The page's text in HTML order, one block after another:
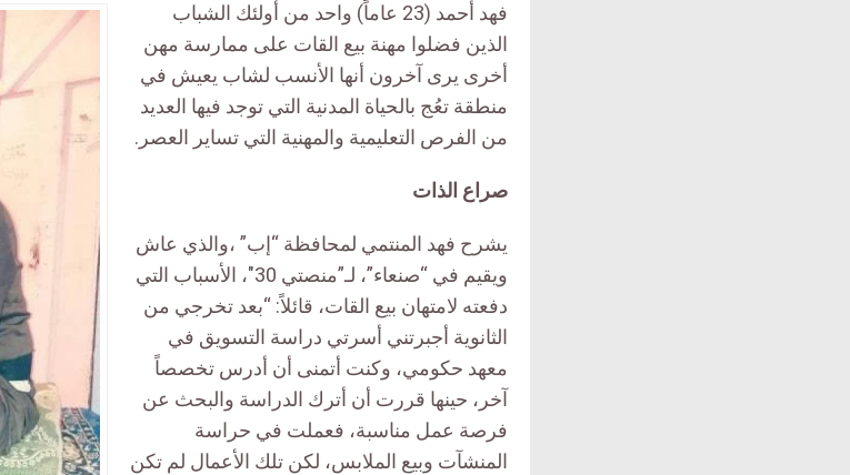
فهد أحمد (23 عاماً) واحد من أولئك الشباب
الذين فضلوا مهنة بيع القات على ممارسة مهن
أخرى يرى آخرون أنها الأنسب لشاب يعيش في
منطقة تعُج بالحياة المدنية التي توجد فيها العديد
من الفرص التعليمية والمهنية التي تساير العصر.
صراع الذات
يشرح فهد المنتمي لمحافظة “إب” ،والذي عاش
ويقيم في “صنعاء”، لـ”منصتي 30″، الأسباب التي
دفعته لامتهان بيع القات، قائلاً: “بعد تخرجي من
الثانوية أجبرتني أسرتي دراسة التسويق في
معهد حكومي، وكنت أتمنى أن أدرس تخصصاً
آخر، حينها قررت أن أترك الدراسة والبحث عن
فرصة عمل مناسبة، فعملت في حراسة
المنشآت وبيع الملابس، لكن تلك الأعمال لم تكن